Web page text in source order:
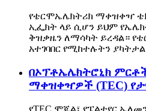
የቴርሞኤሌክትሪክ ማቀዝቀዣ
ኢፌክት ላይ ሲሆን ይህም
ቅዝቃዜን ለማሳካት ይረዳል።
አተገባበር የሚከተሉትን
በኦፕቶኤሌክትሮኒክ
ማቀዝቀዣዎች (TEC)
የTEC ሞጁል፣ የፔልቲየር